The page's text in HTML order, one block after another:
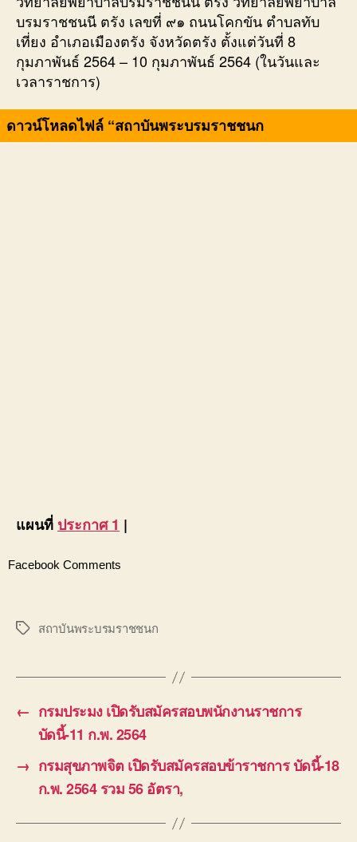
บรมราชชนนี ตรัง เลขที่ ๙๑ ถนนโคกขัน ตำบลทับ
เที่ยง อำเภอเมืองตรัง จังหวัดตรัง ตั้งแต่วันที่ 8
กุมภาพันธ์ 2564 – 10 กุมภาพันธ์ 2564 (ในวันและ
เวลาราชการ)
ดาวน์โหลดไฟล์ “สถาบันพระบรมราชชนก
แผนที่ ประกาศ 1 |
Facebook Comments
Tagsสถาบันพระบรมราชชนก
← กรมประมง เปิดรับสมัครสอบพนักงานราชการ
บัดนี้-11 ก.พ. 2564
→ กรมสุขภาพจิต เปิดรับสมัครสอบข้าราชการ บัดนี้-18
ก.พ. 2564 รวม 56 อัตรา,